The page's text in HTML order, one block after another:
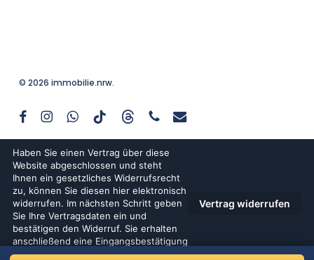
© 2026 immobilie.nrw.
facebookinstagramwhatsapp
tiktok threadsphoneemail